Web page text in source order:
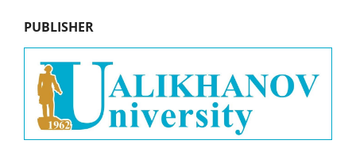
PUBLISHER